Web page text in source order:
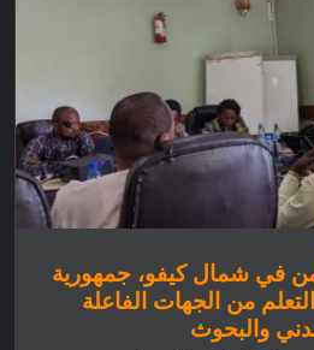
في شمال كيفو، جمهورية
من الجهات الفاعلة
والبحوث